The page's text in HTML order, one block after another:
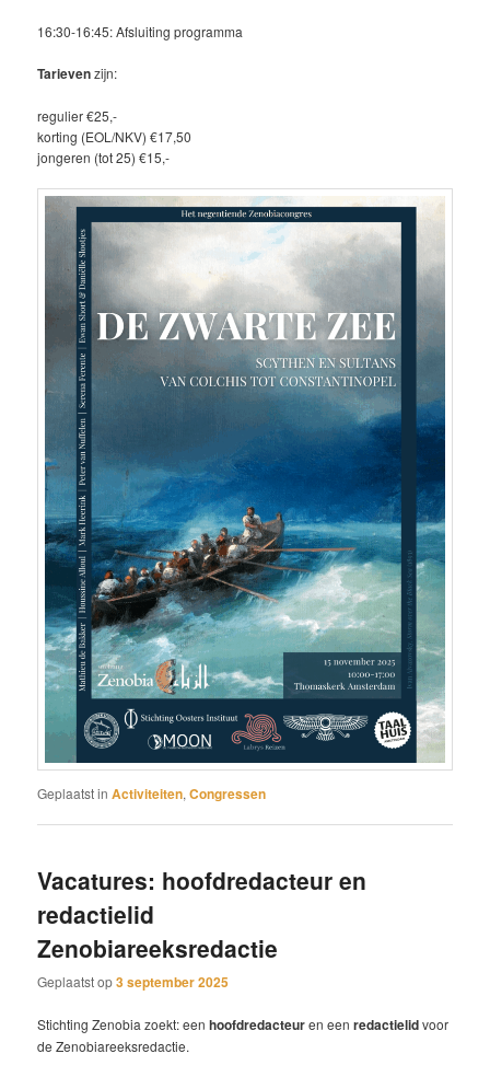
16:30-16:45: Afsluiting programma
Tarievenzijn:
regulier €25,-
korting (EOL/NKV) €17,50
jongeren (tot 25) €15,-
Geplaatst in Activiteiten,Congressen
Vacatures: hoofdredacteur en
redactielid
Zenobiareeksredactie
Geplaatst op3 september 2025
Stichting Zenobia zoekt: eenhoofdredacteuren eenredactielidvoor
de Zenobiareeksredactie.